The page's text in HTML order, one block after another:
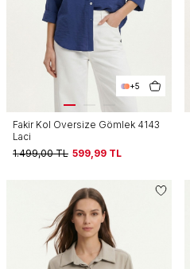
+5
Fakir Kol Oversize Gömlek 4143
Laci
1.499,00TL 599,99 TL